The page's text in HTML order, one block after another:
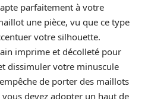
parfaitement à votre
une pièce, vu que ce type
votre silhouette.
imprime et décolleté pour
dissimuler votre minuscule
de porter des maillots
devez adopter un haut de